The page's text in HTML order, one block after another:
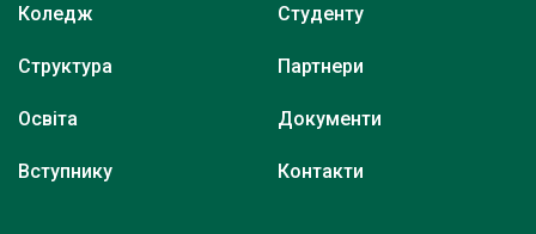
Коледж
Структура
Освіта
Вступнику
Студенту
Партнери
Документи
Контакти